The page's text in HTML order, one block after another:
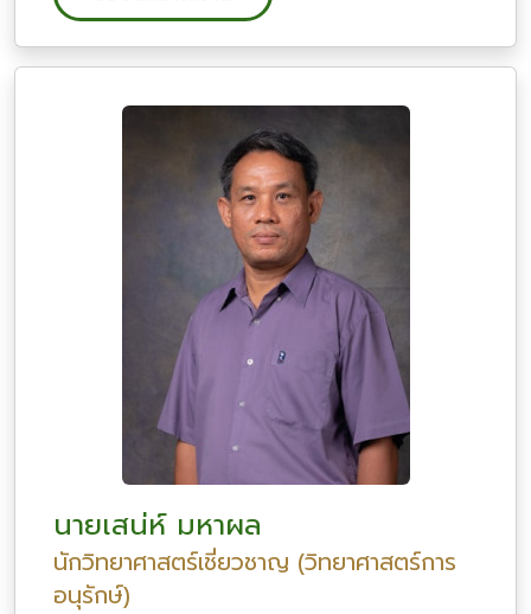
นายเสน่ห์ มหาผล
นักวิทยาศาสตร์เชี่ยวชาญ (วิทยาศาสตร์การ
อนุรักษ์)